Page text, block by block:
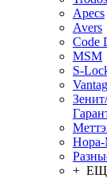
Apecs
Avers
Code
MSM
S-
+